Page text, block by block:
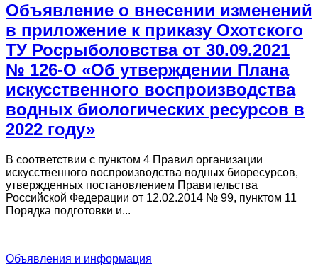
Объявление о внесении изменений
в приложение к приказу Охотского
ТУ Росрыболовства от 30.09.2021
№ 126-О «Об утверждении Плана
искусственного воспроизводства
водных биологических ресурсов в
2022 году»
В соответствии с пунктом 4 Правил организации
искусственного воспроизводства водных биоресурсов,
утвержденных постановлением Правительства
Российской Федерации от 12.02.2014 № 99, пунктом 11
Порядка подготовки и...
Объявления и информация